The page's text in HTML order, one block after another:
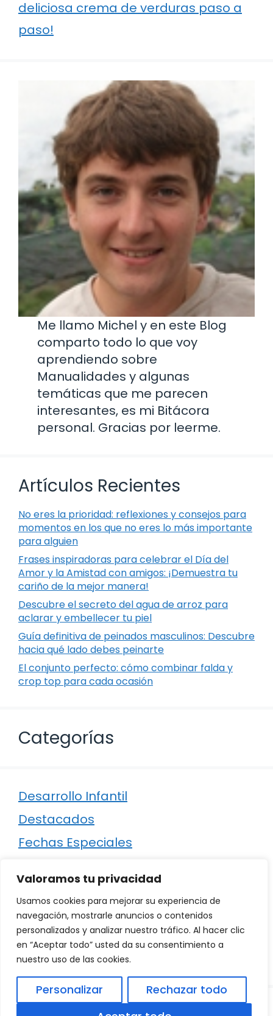
Valoramos tu privacidad
Usamos cookies para mejorar su experiencia de
navegación, mostrarle anuncios o contenidos
personalizados y analizar nuestro tráfico. Al hacer clic
en “Aceptar todo” usted da su consentimiento a
nuestro uso de las cookies.
Personalizar
Rechazar todo
deliciosa crema de verduras paso a
paso!
Me llamo Michel y en este Blog
comparto todo lo que voy
aprendiendo sobre
Manualidades y algunas
temáticas que me parecen
interesantes, es mi Bitácora
personal. Gracias por leerme.
Artículos Recientes
No eres la prioridad: reflexiones y consejos para
momentos en los que no eres lo más importante
para alguien
Frases inspiradoras para celebrar el Día del
Amor y la Amistad con amigos: ¡Demuestra tu
cariño de la mejor manera!
Descubre el secreto del agua de arroz para
aclarar y embellecer tu piel
Guía definitiva de peinados masculinos: Descubre
hacia qué lado debes peinarte
El conjunto perfecto: cómo combinar falda y
crop top para cada ocasión
Categorías
Desarrollo Infantil
Destacados
Fechas Especiales
Regalos
Relaciones
Ropa
Política de Privacidad Aviso Legal|